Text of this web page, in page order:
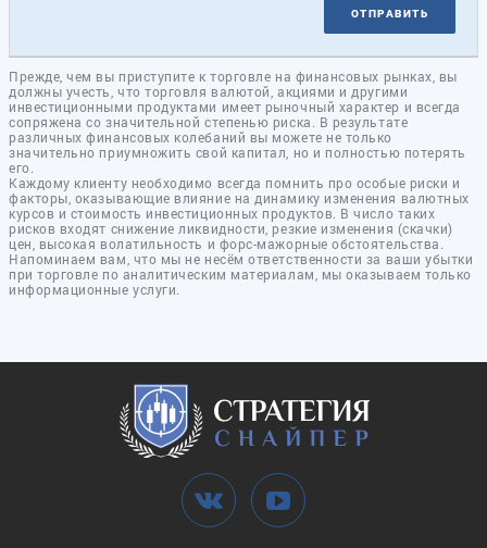
ОТПРАВИТЬ
Прежде, чем вы приступите к торговле на финансовых рынках, вы
должны учесть, что торговля валютой, акциями и другими
инвестиционными продуктами имеет рыночный характер и всегда
сопряжена со значительной степенью риска. В результате
различных финансовых колебаний вы можете не только
значительно приумножить свой капитал, но и полностью потерять
его.
Каждому клиенту необходимо всегда помнить про особые риски и
факторы, оказывающие влияние на динамику изменения валютных
курсов и стоимость инвестиционных продуктов. В число таких
рисков входят снижение ликвидности, резкие изменения (скачки)
цен, высокая волатильность и форс-мажорные обстоятельства.
Напоминаем вам, что мы не несём ответственности за ваши убытки
при торговле по аналитическим материалам, мы оказываем только
информационные услуги.